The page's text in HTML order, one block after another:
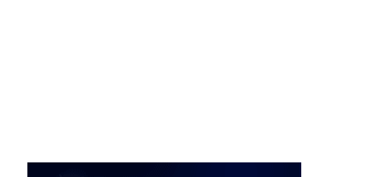
집중 완화 전환점"
공급 확대·속도전 총력"
급등